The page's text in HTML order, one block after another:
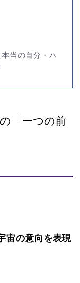
当の自分・ハ
「一つの前
宙の意向を表現